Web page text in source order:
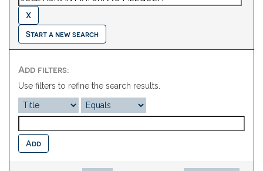
Start a new search
Add filters:
Use filters to refine the search results.